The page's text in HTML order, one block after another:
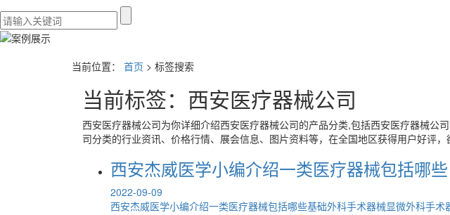
当前位置： 首页 > 标签搜索
当前标签： 西安医疗器械公司
西安医疗器械公司为你详细介绍西安医疗器械公司的产品分类,包括西安医疗器械公司
司分类的行业资讯、价格行情、展会信息、图片资料等，在全国地区获得用户好评
西安杰威医学小编介绍一类医疗器械包括哪些
2022-09-09
西安杰威医学小编介绍一类医疗器械包括哪些基础外科手术器械显微外科手